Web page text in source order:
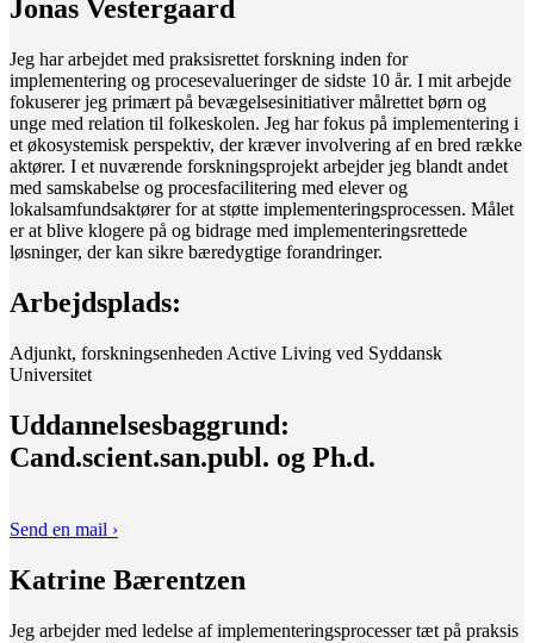
Jonas Vestergaard
Jeg har arbejdet med praksisrettet forskning inden for
implementering og procesevalueringer de sidste 10 år. I mit arbejde
fokuserer jeg primært på bevægelsesinitiativer målrettet børn og
unge med relation til folkeskolen. Jeg har fokus på implementering i
et økosystemisk perspektiv, der kræver involvering af en bred række
aktører. I et nuværende forskningsprojekt arbejder jeg blandt andet
med samskabelse og procesfacilitering med elever og
lokalsamfundsaktører for at støtte implementeringsprocessen. Målet
er at blive klogere på og bidrage med implementeringsrettede
løsninger, der kan sikre bæredygtige forandringer.
Arbejdsplads:
Adjunkt, forskningsenheden Active Living ved Syddansk
Universitet
Uddannelsesbaggrund:
Cand.scient.san.publ. og Ph.d.
Send en mail ›
Katrine Bærentzen
Jeg arbejder med ledelse af implementeringsprocesser tæt på praksis